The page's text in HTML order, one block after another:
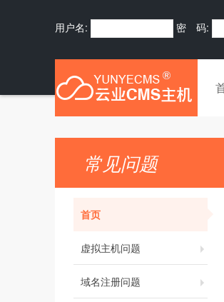
用户名: 密 码:
常见问题
首页
虚拟主机问题
域名注册问题